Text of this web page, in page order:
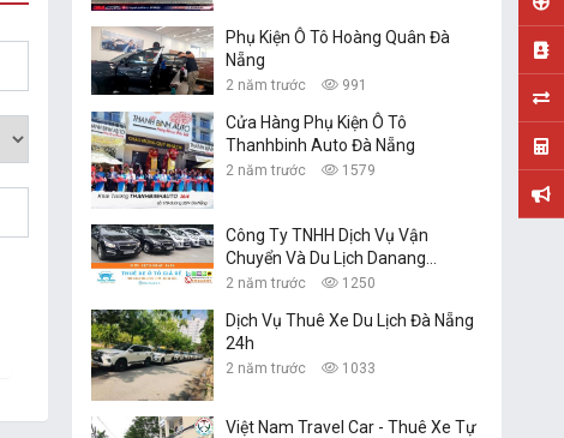
Phụ Kiện Ô Tô Hoàng Quân Đà
Nẵng
2 năm trước 991
Cửa Hàng Phụ Kiện Ô Tô
Thanhbinh Auto Đà Nẵng
2 năm trước 1579
Công Ty TNHH Dịch Vụ Vận
Chuyển Và Du Lịch Danang
Transfer
2 năm trước 1250
Dịch Vụ Thuê Xe Du Lịch Đà Nẵng
24h
2 năm trước 1033
Việt Nam Travel Car - Thuê Xe Tự